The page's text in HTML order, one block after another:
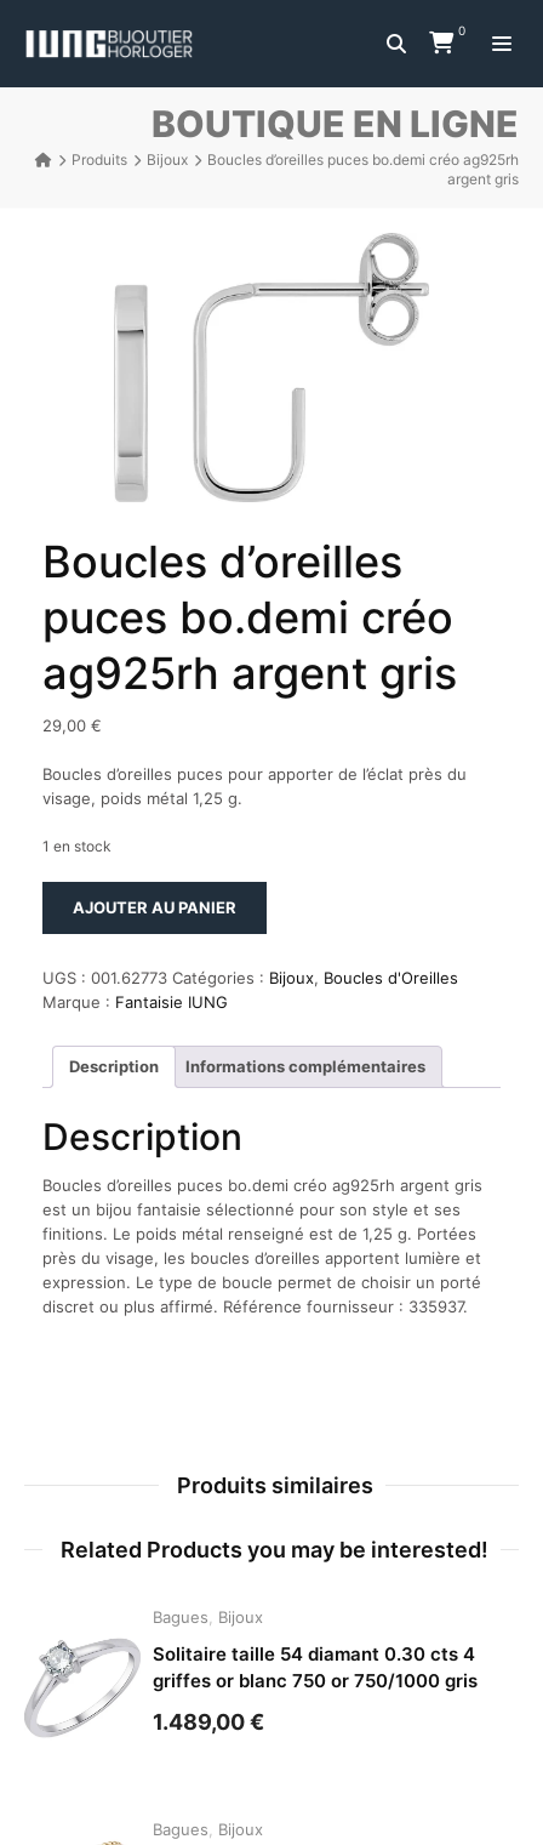
0
BOUTIQUE EN LIGNE
Produits Bijoux
Boucles d’oreilles puces bo.demi créo ag925rh
argent gris
Boucles d’oreilles
puces bo.demi créo
ag925rh argent gris
29,00 €
Boucles d’oreilles puces pour apporter de l’éclat près du
visage, poids métal 1,25 g.
1 en stock
Boucles
puces
bo.demi
ag925rh
argent
AJOUTER AU PANIER
UGS : 001.62773 Catégories : Bijoux, Boucles d'Oreilles
Marque : Fantaisie IUNG
Description Informations complémentaires
Description
Boucles d’oreilles puces bo.demi créo ag925rh argent gris
est un bijou fantaisie sélectionné pour son style et ses
finitions. Le poids métal renseigné est de 1,25 g. Portées
près du visage, les boucles d’oreilles apportent lumière et
expression. Le type de boucle permet de choisir un porté
discret ou plus affirmé. Référence fournisseur : 335937.
Produits similaires
Related Products you may be interested!
Bagues Bijoux
Solitaire taille 54 diamant 0.30 cts 4
griffes or blanc 750 or 750/1000 gris
1.489,00€
Bagues Bijoux